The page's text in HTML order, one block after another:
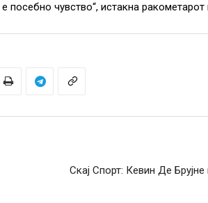
посебно чувство“, истакна
Скај Спорт: Кевин Де